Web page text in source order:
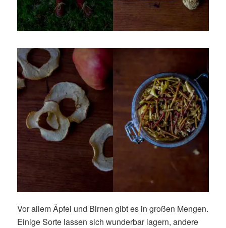
Vor allem Äpfel und Birnen gibt es in großen Mengen.
Einige Sorte lassen sich wunderbar lagern, andere